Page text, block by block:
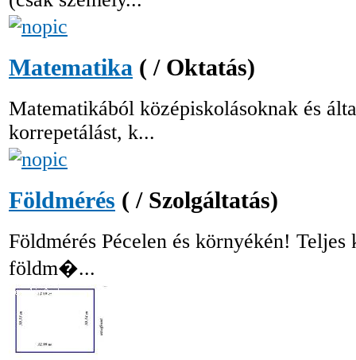
Matematika ( / Oktatás)
Matematikából középiskolásoknak és
korrepetálást, k...
Földmérés ( / Szolgáltatás)
Földmérés Pécelen és környékén!
földm�...